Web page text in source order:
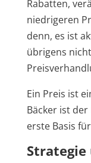
Rabatten,
niedrigeren
denn, es ist
übrigens
Ein Preis ist
Bäcker ist
erste Basis
Strategie